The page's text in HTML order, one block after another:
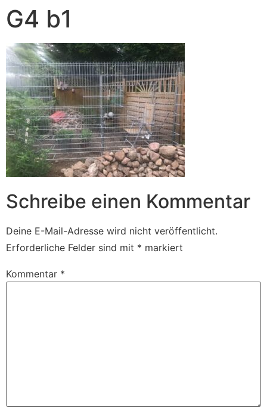
G4 b1
Schreibe einen Kommentar
Deine E-Mail-Adresse wird nicht veröffentlicht.
Erforderliche Felder sind mit * markiert
Kommentar *